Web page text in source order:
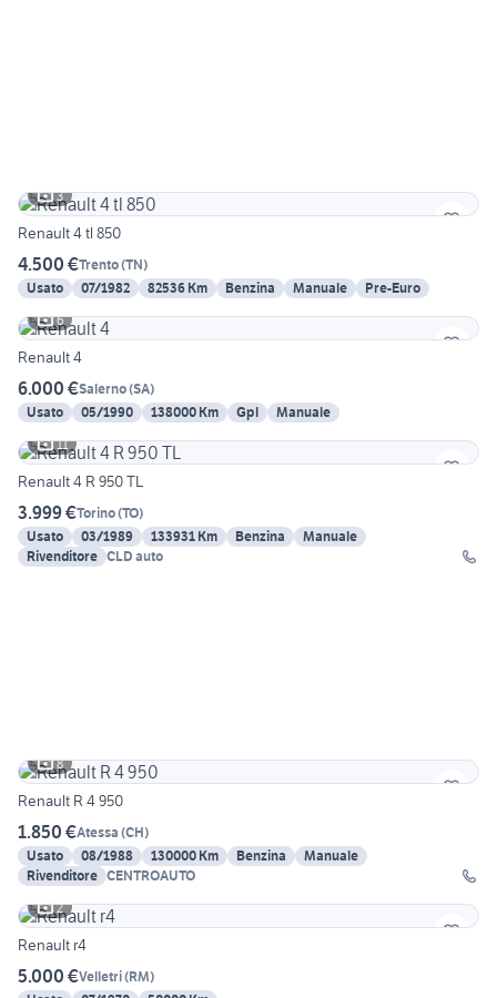
3
Renault 4 tl 850
4.500 €Trento(TN)
Usato
07/1982 82536 Km Benzina Manuale
Pre-Euro
6
Renault 4
6.000 €Salerno(SA)
Usato
05/1990 138000 Km Gpl
Manuale
11
Renault 4 R 950 TL
3.999 €Torino(TO)
Usato
03/1989 133931 Km Benzina
Manuale
Rivenditore CLD auto
8
Renault R 4 950
1.850 €Atessa (CH)
Usato
08/1988 130000 Km Benzina
Manuale
Rivenditore CENTROAUTO
2
Renault r4
5.000 €Velletri(RM)